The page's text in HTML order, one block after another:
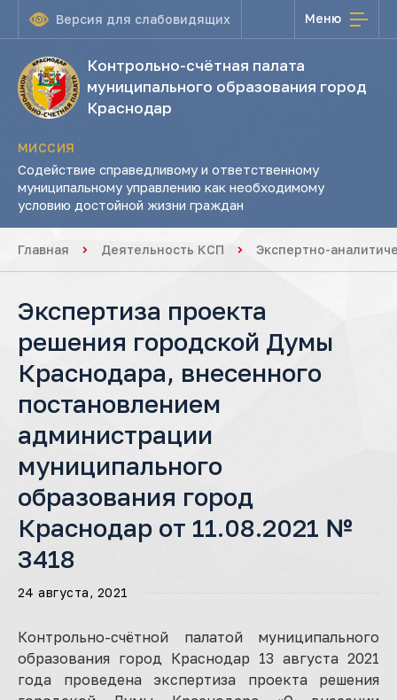
Версия для слабовидящих Меню
Контрольно-счётная палата
муниципального образования город
Краснодар
МИССИЯ
Содействие справедливому и ответственному
муниципальному управлению как необходимому
условию достойной жизни граждан
Главная Деятельность КСП Экспертно-
Экспертиза проекта
решения городской Думы
Краснодара, внесенного
постановлением
администрации
муниципального
образования город
Краснодар от 11.08.2021 №
3418
24 августа, 2021
Контрольно-счётной палатой муниципального
образования город Краснодар 13 августа 2021
года проведена экспертиза проекта решения